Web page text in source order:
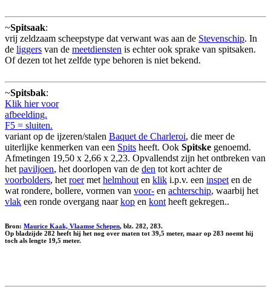
~Spitsaak:
vrij zeldzaam scheepstype dat verwant was aan de Stevenschip. In
de liggers van de meetdiensten is echter ook sprake van spitsaken.
Of dezen tot het zelfde type behoren is niet bekend.
~Spitsbak:
Klik hier voor
afbeelding.
F5 = sluiten.
variant op de ijzeren/stalen Baquet de Charleroi, die meer de
uiterlijke kenmerken van een Spits heeft. Ook Spitske genoemd.
Afmetingen 19,50 x 2,66 x 2,23. Opvallendst zijn het ontbreken van
het paviljoen, het doorlopen van de den tot kort achter de
voorbolders, het roermet helmhout en klik i.p.v. een inspet en de
wat rondere, bollere, vormen van voor- en achterschip, waarbij het
vlak een ronde overgang naarkop en kont heeft gekregen..
Bron: Maurice Kaak, Vlaamse Schepen, blz. 282, 283.
Op bladzijde 282 heeft hij het nog over maten tot 39,5 meter, maar op 283 noemt hij
toch als lengte 19,5 meter.